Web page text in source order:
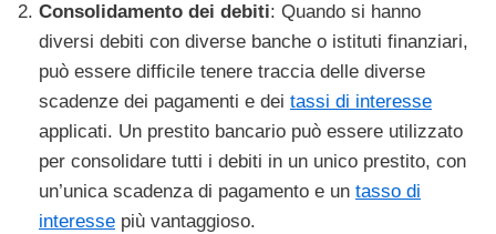
Consolidamento dei debiti: Quando si hanno
diversi debiti con diverse banche o istituti finanziari,
può essere difficile tenere traccia delle diverse
scadenze dei pagamenti e dei tassi di interesse
applicati. Un prestito bancario può essere utilizzato
per consolidare tutti i debiti in un unico prestito, con
un’unica scadenza di pagamento e un tasso di
interesse più vantaggioso.